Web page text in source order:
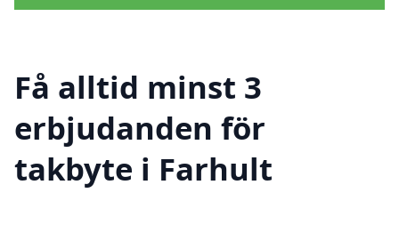
Få alltid minst 3
erbjudanden för
takbyte i Farhult